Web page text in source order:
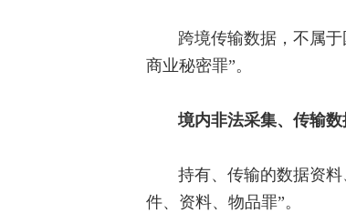
跨境传输数据，不属
商业秘密罪”。
境内非法采集、传输数
持有、传输的数据资
件、资料、物品罪”。